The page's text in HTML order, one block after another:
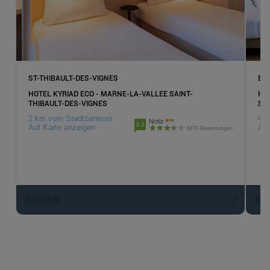
ST-THIBAULT-DES-VIGNES
HOTEL KYRIAD ECO - MARNE-LA-VALLEE SAINT-
THIBAULT-DES-VIGNES
2 km vom Stadtzentrum
Auf Karte anzeigen
3.3 Notiz
3470 Bewertungen